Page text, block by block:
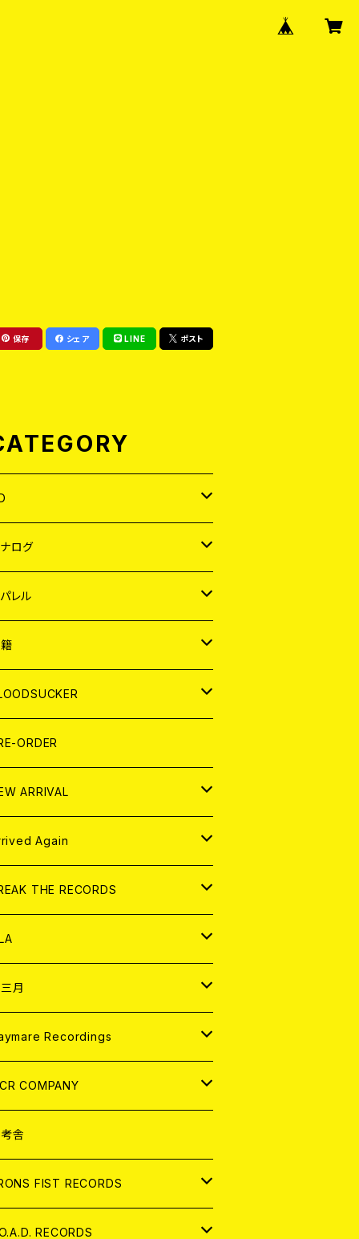
保存 シェア LINE ポスト
ログ
レル
ZINE
集 (PHOTOBOOK)
ログ
レル
CONTENTS
ORDER
ARRIVAL
ログ
Again
ログ
THE RECORDS
レル
月
Recordings
COMPANY
レル
舎
FIST RECORDS
RECORDS